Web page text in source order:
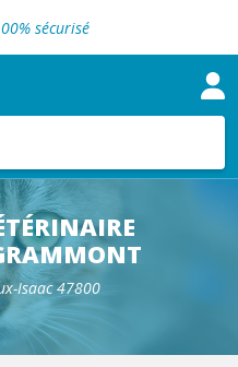
sécurisé
clinique vétérinaire
vétérinaire
clinique vétérinaire
en clinique
vétérinaire
Isaac 47800